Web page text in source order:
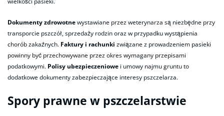
Dokumenty zdrowotnewystawiane przez weterynarza są niezbędne przy
transporcie pszczół, sprzedaży rodzin oraz w przypadku wystąpienia
chorób zakaźnych. Faktury i rachunki związane z prowadzeniem pasieki
powinny być przechowywane przez okres wymagany przepisami
podatkowymi. Polisy ubezpieczeniowe i umowy najmu gruntu to
dodatkowe dokumenty zabezpieczające interesy pszczelarza.
Spory prawne w pszczelarstwie